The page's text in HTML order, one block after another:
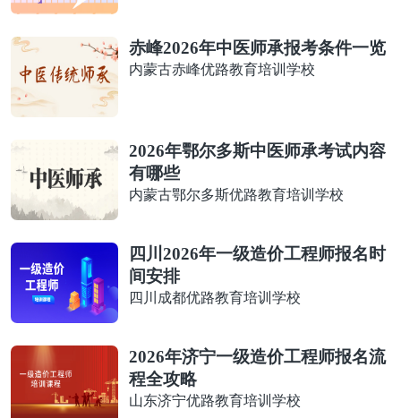
赤峰2026年中医师承报考条件一览
内蒙古赤峰优路教育培训学校
2026年鄂尔多斯中医师承考试内容
有哪些
内蒙古鄂尔多斯优路教育培训学校
四川2026年一级造价工程师报名时
间安排
四川成都优路教育培训学校
2026年济宁一级造价工程师报名流
程全攻略
山东济宁优路教育培训学校